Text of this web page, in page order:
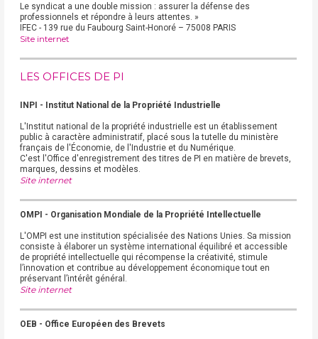
Le syndicat a une double mission : assurer la défense des
professionnels et répondre à leurs attentes. »
IFEC - 139 rue du Faubourg Saint-Honoré – 75008 PARIS
Site internet
LES OFFICES DE PI
INPI - Institut National de la Propriété Industrielle
L'Institut national de la propriété industrielle est un établissement
public à caractère administratif, placé sous la tutelle du ministère
français de l'Économie, de l'Industrie et du Numérique.
C'est l'Office d'enregistrement des titres de PI en matière de brevets,
marques, dessins et modèles.
Site internet
OMPI - Organisation Mondiale de la Propriété Intellectuelle
L'OMPI est une institution spécialisée des Nations Unies. Sa mission
consiste à élaborer un système international équilibré et accessible
de propriété intellectuelle qui récompense la créativité, stimule
l’innovation et contribue au développement économique tout en
préservant l’intérêt général.
Site internet
OEB - Office Européen des Brevets